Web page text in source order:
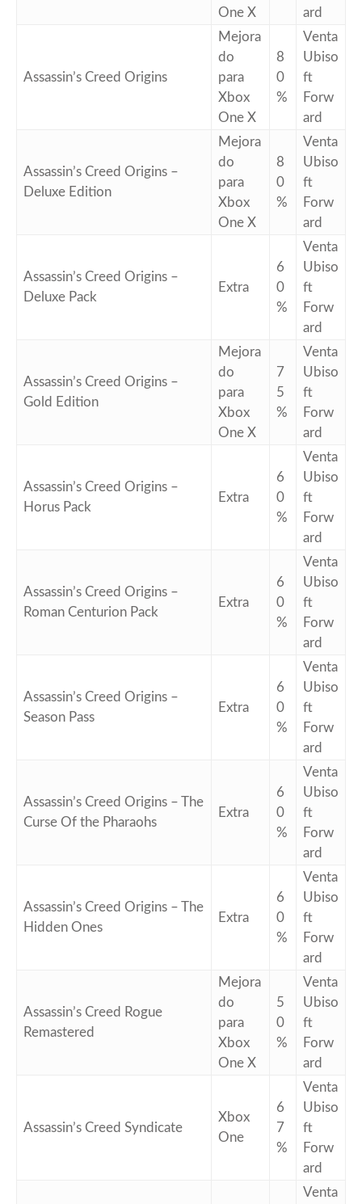
One X
ard
Assassin’s Creed Origins
Mejora
do
para
Xbox
One X
8
0
%
Venta
Ubiso
ft
Forw
ard
Assassin’s Creed Origins –
Deluxe Edition
Mejora
do
para
Xbox
One X
8
0
%
Venta
Ubiso
ft
Forw
ard
Assassin’s Creed Origins –
Deluxe Pack
Extra
6
0
%
Venta
Ubiso
ft
Forw
ard
Assassin’s Creed Origins –
Gold Edition
Mejora
do
para
Xbox
One X
7
5
%
Venta
Ubiso
ft
Forw
ard
Assassin’s Creed Origins –
Horus Pack
Extra
6
0
%
Venta
Ubiso
ft
Forw
ard
Assassin’s Creed Origins –
Roman Centurion Pack
Extra
6
0
%
Venta
Ubiso
ft
Forw
ard
Assassin’s Creed Origins –
Season Pass
Extra
6
0
%
Venta
Ubiso
ft
Forw
ard
Assassin’s Creed Origins – The
Curse Of the Pharaohs
Extra
6
0
%
Venta
Ubiso
ft
Forw
ard
Assassin’s Creed Origins – The
Hidden Ones
Extra
6
0
%
Venta
Ubiso
ft
Forw
ard
Assassin’s Creed Rogue
Remastered
Mejora
do
para
Xbox
One X
5
0
%
Venta
Ubiso
ft
Forw
ard
Assassin’s Creed Syndicate
Xbox
One
6
7
%
Venta
Ubiso
ft
Forw
ard
Venta